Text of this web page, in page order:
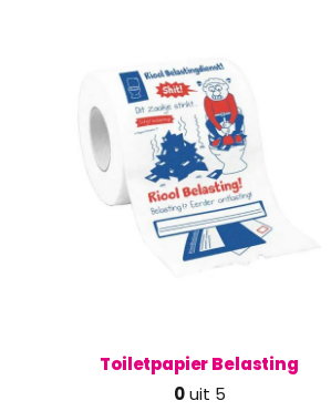
Toiletpapier Belasting
0uit 5